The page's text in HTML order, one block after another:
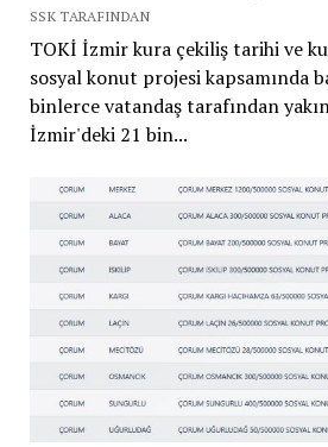
SSK TARAFINDAN
TOKİ İzmir kura çekiliş tarihi ve
sosyal konut projesi kapsamında
binlerce vatandaş tarafından
İzmir'deki 21 bin...